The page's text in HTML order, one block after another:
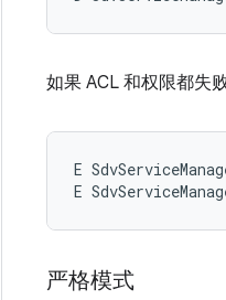
如果 ACL 和权限都失
E
严格模式